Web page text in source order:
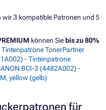
wir 3 kompatible Patronen und 5
können Sie bis zu 80%
TonerPartner
- Tintenpatrone
BCI-3 (4482A002) -
yellow (gelb)
für